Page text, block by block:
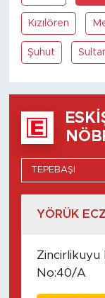
Kızılören
Şuhut
YÖRÜK
Zincirlikuyu
No:40/A